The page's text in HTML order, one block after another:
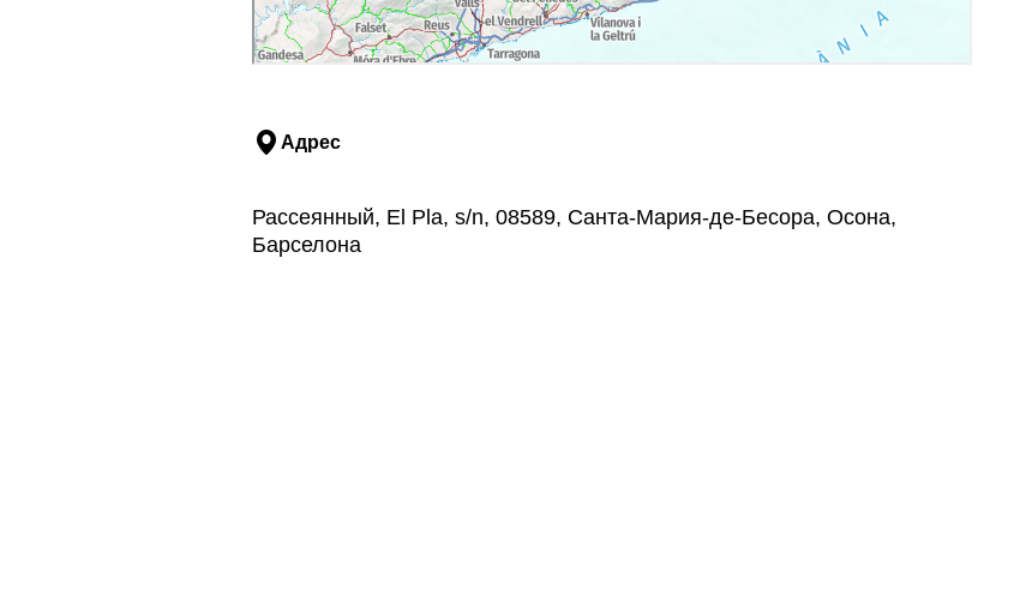
Адрес
Рассеянный, El Pla, s/n, 08589, Санта-Мария-де-Бесора, Осона,
Барселона